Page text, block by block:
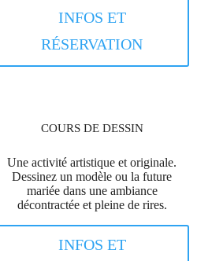
INFOS ET
RÉSERVATION
COURS DE DESSIN
Une activité artistique et originale.
Dessinez un modèle ou la future
mariée dans une ambiance
décontractée et pleine de rires.
INFOS ET